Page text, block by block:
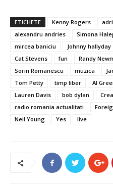
ETICHETE Kenny Rogers
alexandru andries
Simona
mircea baniciu
Johnny hallyday
Cat Stevens
fun Randy
Sorin Romanescu
muzica
Tom Petty
timp liber Al
Lauren Davis
bob dylan
radio romania actualitati
Neil Young
Yes live